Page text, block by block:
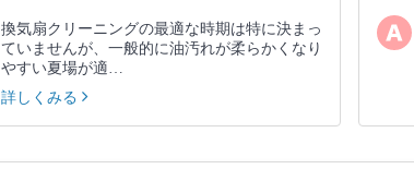
換気扇クリーニングの最適な時期は特に決まっ
ていませんが、一般的に油汚れが柔らかくなり
やすい夏場が適…
詳しくみる